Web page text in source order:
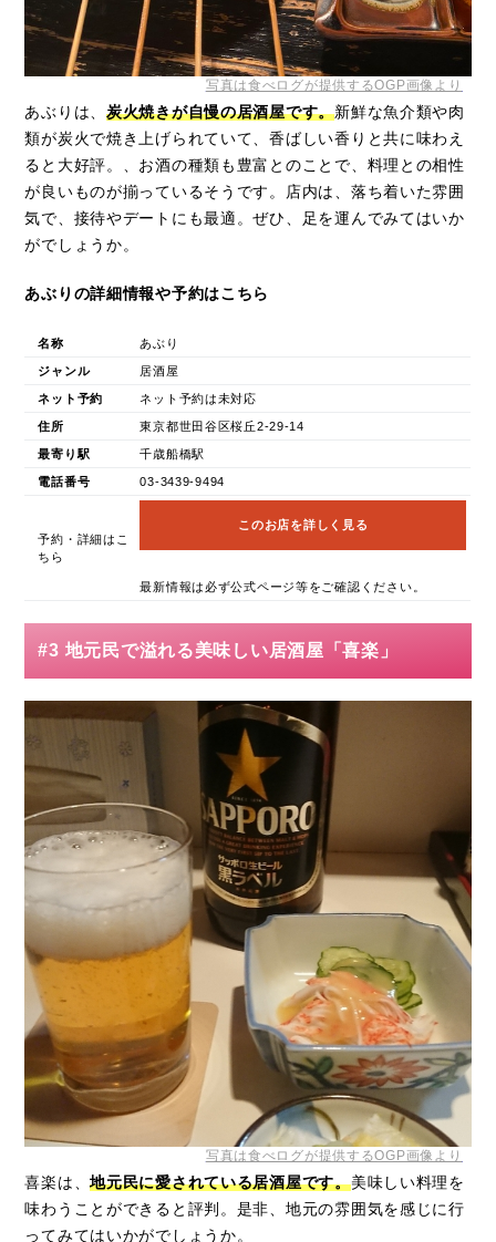
写真は食べログが提供するOGP画像より
あぶりは、 炭火焼きが自慢の居酒屋です。新鮮な魚介類や肉
類が炭火で焼き上げられていて、香ばしい香りと共に味わえ
ると大好評。、お酒の種類も豊富とのことで、料理との相性
が良いものが揃っているそうです。店内は、落ち着いた雰囲
気で、接待やデートにも最適。ぜひ、足を運んでみてはいか
がでしょうか。
あぶりの詳細情報や予約はこちら
名称 あぶり
ジャンル 居酒屋
ネット予約 ネット予約は未対応
住所 東京都世田谷区桜丘2-29-14
最寄り駅 千歳船橋駅
電話番号 03-3439-9494
予約・詳細はこ
ちら
このお店を詳しく見る
最新情報は必ず公式ページ等をご確認ください。
#3 地元民で溢れる美味しい居酒屋「喜楽」
写真は食べログが提供するOGP画像より
喜楽は、地元民に愛されている居酒屋です。美味しい料理を
味わうことができると評判。是非、地元の雰囲気を感じに行
ってみてはいかがでしょうか。